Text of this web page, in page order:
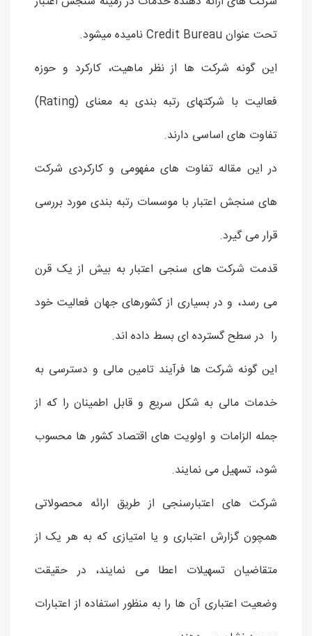
تحت عنوان Credit Bureau نامیده میشود.
این گونه شرکت ها از نظر ماهیت، کارکرد و حوزه
فعالیت با شرکتهای رتبه بندی به معنای (Rating)
تفاوت های اساسی دارند.
در این مقاله تفاوت های مفهومی و کارکردی شرکت
های سنجش اعتبار با موسسات رتبه بندی مورد بررسی
قرار می گیرد.
قدمت شرکت های سنجی اعتبار به بیش از یک قرن
می رسد، و در بسیاری از کشورهای جهان فعالیت خود
را در سطح گسترده ای بسط داده اند.
این گونه شرکت ها فرآیند تامین مالی و دسترسی به
خدمات مالی به شکل سریع و قابل اطمینان را که از
جمله الزامات و اولویت های اقتصاد کشور ها محسوب
شود، تسهیل می نمایند.
شرکت های اعتبارسنجی از طریق ارائه محصولاتی
همچون گزارش اعتباری و یا امتیازی که به هر یک از
متقاضیان تسهیلات اعطا می نمایند، در حقیقت
وضعیت اعتباری آن ها را به منظور استفاده از اعتبارات